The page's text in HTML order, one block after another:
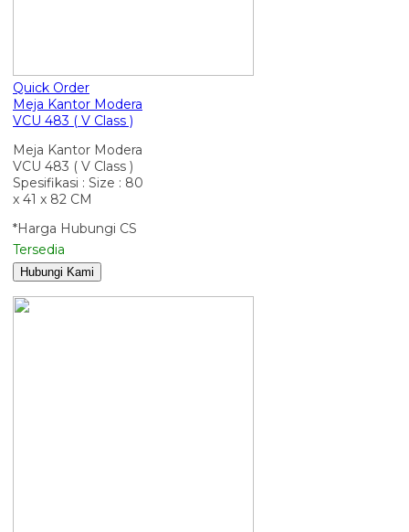
Quick Order
Meja Kantor Modera
VCU 483 ( V Class )
Meja Kantor Modera
VCU 483 ( V Class )
Spesifikasi : Size : 80
x 41 x 82 CM
*Harga Hubungi CS
Tersedia
Hubungi Kami